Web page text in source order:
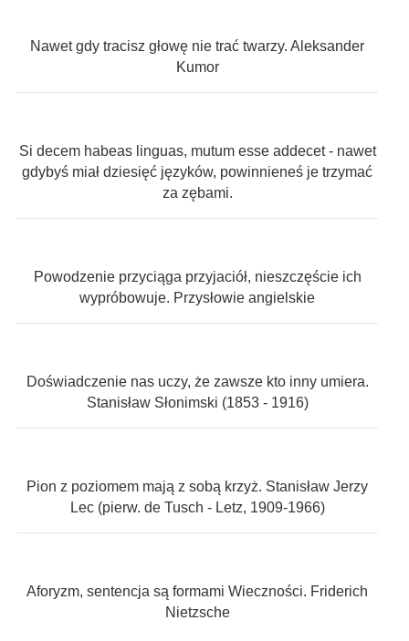
Nawet gdy tracisz głowę nie trać twarzy. Aleksander
Kumor
Si decem habeas linguas, mutum esse addecet - nawet
gdybyś miał dziesięć języków, powinnieneś je trzymać
za zębami.
Powodzenie przyciąga przyjaciół, nieszczęście ich
wypróbowuje. Przysłowie angielskie
Doświadczenie nas uczy, że zawsze kto inny umiera.
Stanisław Słonimski (1853 - 1916)
Pion z poziomem mają z sobą krzyż. Stanisław Jerzy
Lec (pierw. de Tusch - Letz, 1909-1966)
Aforyzm, sentencja są formami Wieczności. Friderich
Nietzsche